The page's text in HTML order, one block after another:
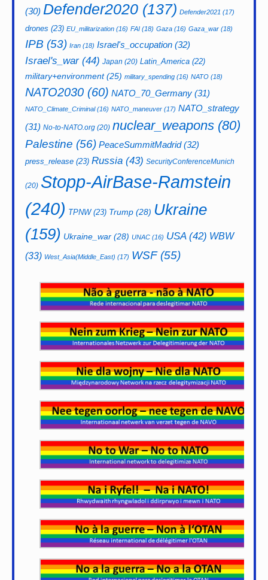
(30) Defender2020 (137) Defender2021 (17)
drones (23) EU_militarization (16) FAI (18) Gaza (16) Gaza_war (18)
IPB (53) Iran (18) Israel's_occupation (32)
Israel's_war(44) Japan (20) Latin_America (22)
military+environment(25) military_spending (16) NATO (18)
NATO2030 (60) NATO_70_Germany (31)
NATO_Climate_Criminal(16) NATO_maneuver (17) NATO_strategy
(31) No-to-NATO.org (20) nuclear_weapons (80)
Palestine (56) PeaceSummitMadrid(32)
press_release (23) Russia (43) SecurityConferenceMunich
(20) Stopp-AirBase-Ramstein
(240) TPNW(23) Trump (28) Ukraine
(159) Ukraine_war (28) UNAC (16) USA(42) WBW
(33) West_Asia(Middle_East) (17) WSF(55)